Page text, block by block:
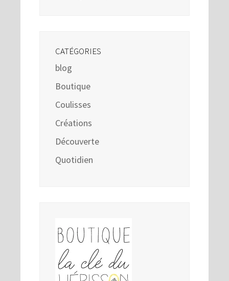
CATÉGORIES
blog
Boutique
Coulisses
Créations
Découverte
Quotidien